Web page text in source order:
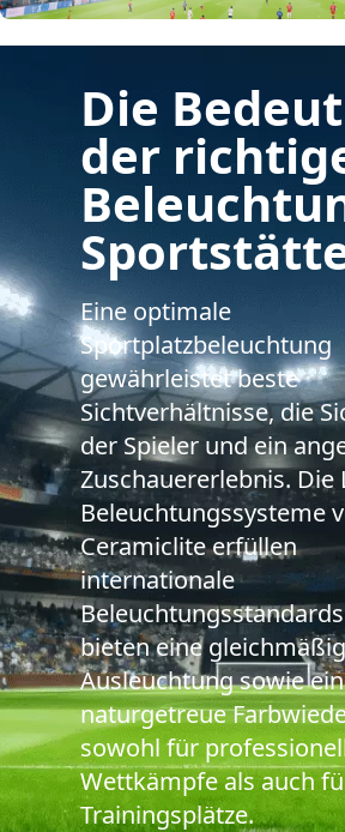
Die
der
Eine optimale
Sportplatzbeleuchtung
gewährleistet beste
Sichtverhältnisse, die
der Spieler und ein
Zuschauererlebnis. Die
Beleuchtungssysteme
Ceramiclite erfüllen
internationale
bieten eine
Ausleuchtung sowie
naturgetreue
sowohl für
Wettkämpfe als auch
Trainingsplätze.